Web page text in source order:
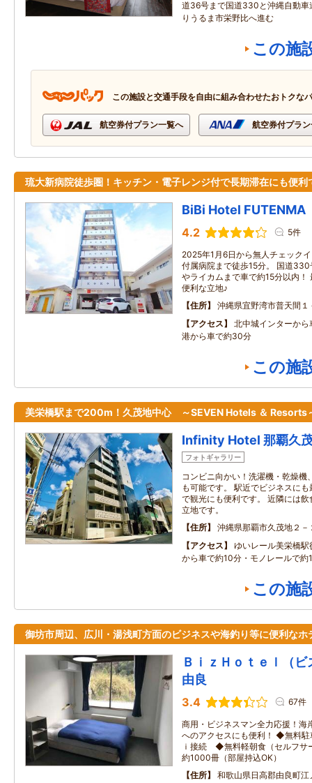
道36号まで国道330と沖縄自動車
りうるま市栄野比へ進む
この施
この施設と交通手段を自由に組み合わせたおトクな
航空券付プラン一覧へ 航空券付プラ
琉大新病院徒歩圏！キッチン・電子レンジ付で長期滞在にも便利
BiBi Hotel FUTENMA
4.2 5件
2025年1月6日から無人チェック
付属病院まで徒歩15分。 国道
やライカムまで車で約15分以内！
便利な立地♪
住所
沖縄県宜野湾市普天間１
アクセス
北中城インターか
港から車で約30分
この施
美栄橋駅まで200m！久茂地中心 ～SEVEN Hotels ＆ Resorts
Infinity Hotel 那覇久
フォトギャラリー
コンビニ向かい！洗濯機・乾燥機
も可能です。 駅近でビジネスに
で観光にも便利です。 近隣には
立地です。
住所
沖縄県那覇市久茂地２－
アクセス
ゆいレール美栄橋
から車で約10分・モノレールで約
この施
御坊市周辺、広川・湯浅町方面のビジネスや海釣り等に便利なホ
ＢｉｚＨｏｔｅｌ（
由良
3.4 67件
商用・ビジネスマン全力応援！海
へのアクセスにも便利！ ◆無料
ｉ接続 ◆無料軽朝食（セルフサ
約1000冊（部屋持込OK）
住所
和歌山県日高郡由良町江